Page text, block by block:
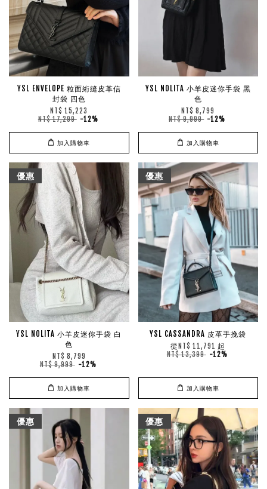
YSL ENVELOPE 粒面絎縫皮革信
封袋 四色
NT$ 15,223
NT$ 17,299 -12%
加入購物車
YSL NOLITA 小羊皮迷你手袋 黑
色
NT$ 8,799
NT$ 9,999 -12%
加入購物車
優惠
YSL NOLITA 小羊皮迷你手袋 白
色
NT$ 8,799
NT$ 9,999 -12%
加入購物車
優惠
YSL CASSANDRA 皮革手挽袋
從 NT$ 11,791 起
NT$ 13,399 -12%
加入購物車
優惠 優惠